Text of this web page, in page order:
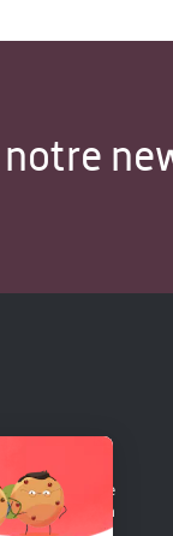
de l'Homme
en